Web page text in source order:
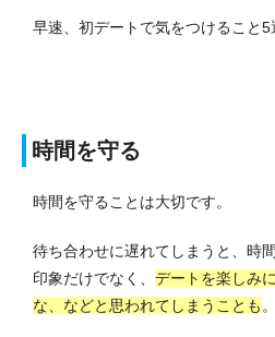
早速、初デートで気をつけること5
時間を守る
時間を守ることは大切です。
待ち合わせに遅れてしまうと、時
印象だけでなく、 デートを楽しみ
な、などと思われてしまうことも 。